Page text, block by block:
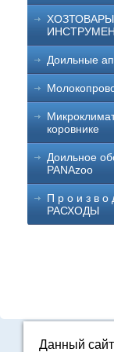
ХОЗТОВАРЫ,
Доильные
коровнике
Доильное
PANAzoo
П р о и з в о
РАСХОДЫ
Данный